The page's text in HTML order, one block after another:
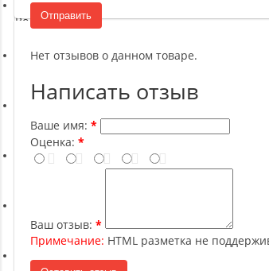
Волейбол
Футбол и гандбол
Отзывы о товаре
Отправить
Нет отзывов о данном товаре.
Написать отзыв
Ваше имя:
Оценка:
Ваш отзыв:
Примечание: HTML разметка не